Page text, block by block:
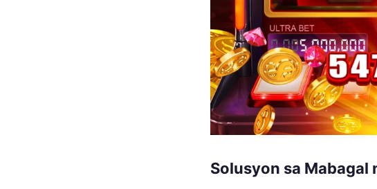
Solusyon sa Mabagal